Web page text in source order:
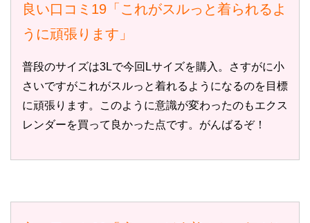
良い口コミ19「これがスルっと着られるよ
うに頑張ります」
普段のサイズは3Lで今回Lサイズを購入。さすがに小
さいですがこれがスルっと着れるようになるのを目標
に頑張ります。このように意識が変わったのもエクス
レンダーを買って良かった点です。がんばるぞ！